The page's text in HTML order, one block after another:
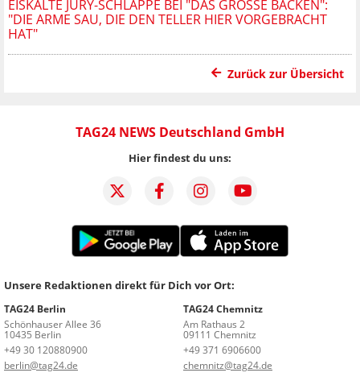
EISKALTE JURY-SCHLAPPE BEI "DAS GROSSE BACKEN": "
DIE ARME SAU, DIE DEN TELLER HIER VORGEBRACHT H
AT"
Zurück zur Übersicht
TAG24 NEWS Deutschland GmbH
Hier findest du uns:
Unsere Redaktionen direkt für Dich vor Ort:
TAG24 Berlin
Schönhauser Allee 36
10435 Berlin
+49 30 120880900
berlin@tag24.de
TAG24 Chemnitz
Am Rathaus 2
09111 Chemnitz
+49 371 6906600
chemnitz@tag24.de